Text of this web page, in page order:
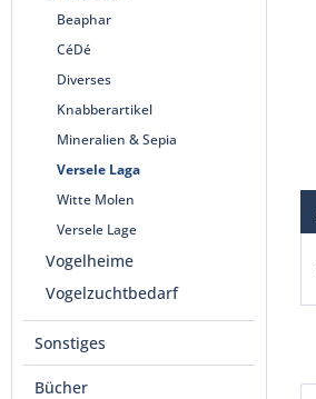
Beaphar
CéDé
Diverses
Knabberartikel
Mineralien & Sepia
Versele Laga
Witte Molen
Versele Lage
Vogelheime
Vogelzuchtbedarf
Sonstiges
Bücher